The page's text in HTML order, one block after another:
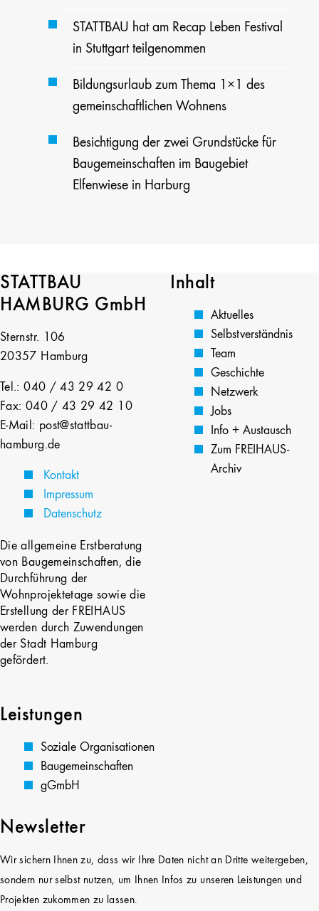
STATTBAU hat am Recap Leben Festival
in Stuttgart teilgenommen
Bildungsurlaub zum Thema 1×1 des
gemeinschaftlichen Wohnens
Besichtigung der zwei Grundstücke für
Baugemeinschaften im Baugebiet
Elfenwiese in Harburg
STATTBAU
HAMBURG GmbH
Sternstr. 106
20357 Hamburg
Tel.: 040 / 43 29 42 0
Fax: 040 / 43 29 42 10
E-Mail: post@stattbau-
hamburg.de
Kontakt
Impressum
Datenschutz
Die allgemeine Erstberatung
von Baugemeinschaften, die
Durchführung der
Wohnprojektetage sowie die
Erstellung der FREIHAUS
werden durch Zuwendungen
der Stadt Hamburg
gefördert.
Inhalt
Aktuelles
Selbstverständnis
Team
Geschichte
Netzwerk
Jobs
Info + Austausch
Zum FREIHAUS-
Archiv
Leistungen
Soziale Organisationen
Baugemeinschaften
gGmbH
Newsletter
Wir sichern Ihnen zu, dass wir Ihre Daten nicht an Dritte weitergeben,
sondern nur selbst nutzen, um Ihnen Infos zu unseren Leistungen und
Projekten zukommen zu lassen.